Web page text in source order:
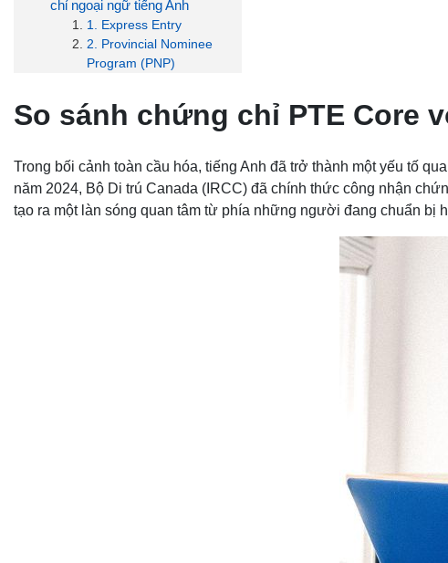
chỉ ngoại ngữ tiếng Anh
1. Express Entry
2. Provincial Nominee
Program (PNP)
So sánh chứng chỉ PTE Core
Trong bối cảnh toàn cầu hóa, tiếng Anh đã trở thành một yếu tố
năm 2024, Bộ Di trú Canada (IRCC) đã chính thức công nhận
tạo ra một làn sóng quan tâm từ phía những người đang chuẩn bị